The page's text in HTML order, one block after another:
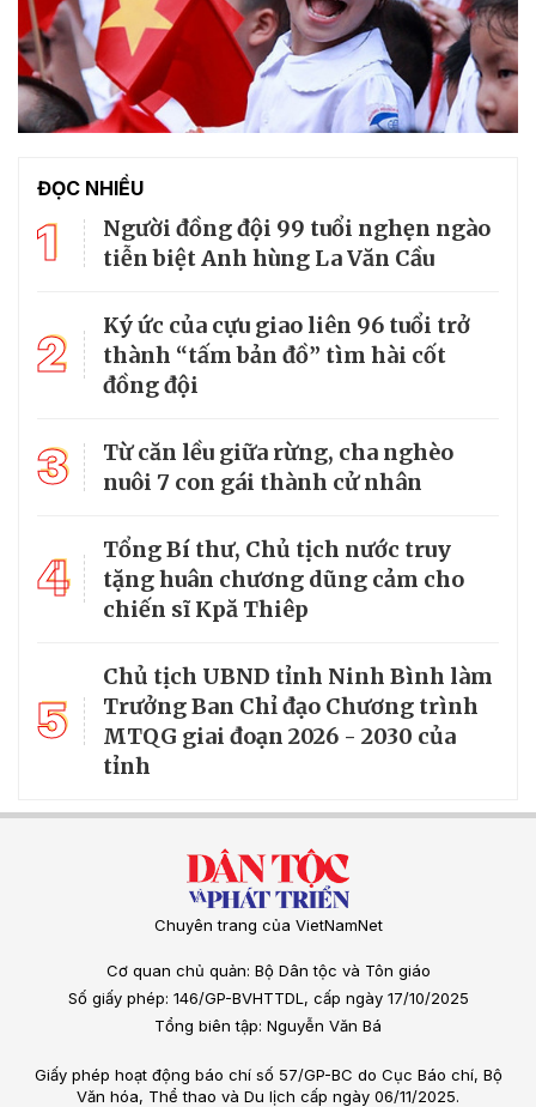
ĐỌC NHIỀU
1
Người đồng đội 99 tuổi nghẹn ngào
tiễn biệt Anh hùng La Văn Cầu
2
Ký ức của cựu giao liên 96 tuổi trở
thành “tấm bản đồ” tìm hài cốt
đồng đội
3
Từ căn lều giữa rừng, cha nghèo
nuôi 7 con gái thành cử nhân
4
Tổng Bí thư, Chủ tịch nước truy
tặng huân chương dũng cảm cho
chiến sĩ Kpă Thiêp
5
Chủ tịch UBND tỉnh Ninh Bình làm
Trưởng Ban Chỉ đạo Chương trình
MTQG giai đoạn 2026 - 2030 của
tỉnh
Chuyên trang của VietNamNet
Cơ quan chủ quản: Bộ Dân tộc và Tôn giáo
Số giấy phép: 146/GP-BVHTTDL, cấp ngày 17/10/2025
Tổng biên tập: Nguyễn Văn Bá
Giấy phép hoạt động báo chí số 57/GP-BC do Cục Báo chí, Bộ
Văn hóa, Thể thao và Du lịch cấp ngày 06/11/2025.